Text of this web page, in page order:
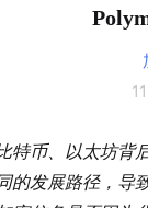
特币、以太坊背
的发展路径，导